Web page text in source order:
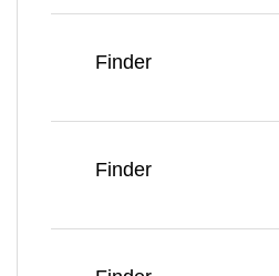
Finder
Finder